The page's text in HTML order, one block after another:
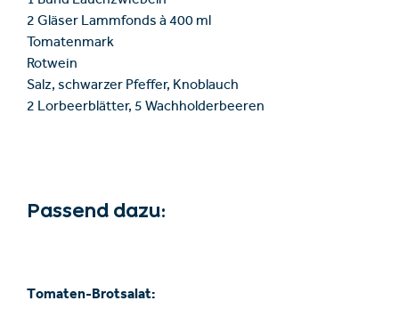
2 Gläser Lammfonds à 400 ml
Tomatenmark
Rotwein
Salz, schwarzer Pfeffer, Knoblauch
2 Lorbeerblätter, 5 Wachholderbeeren
Passend dazu:
Tomaten-Brotsalat: